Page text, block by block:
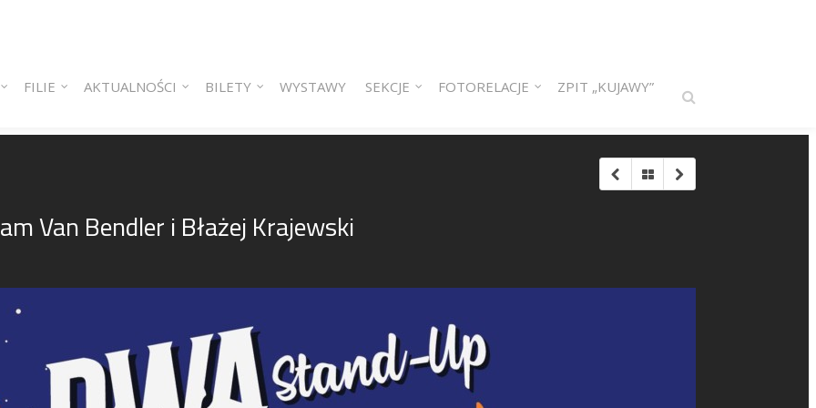
FILIE AKTUALNOŚCI BILETY WYSTAWY SEKCJE FOTORELACJE ZPIT „KUJAWY”
Van Bendler i Błażej Krajewski